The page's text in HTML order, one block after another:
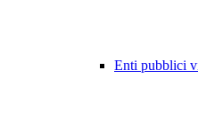
Enti pubblici